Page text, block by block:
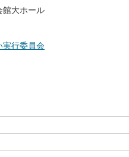
化会館大ホール
実行委員会